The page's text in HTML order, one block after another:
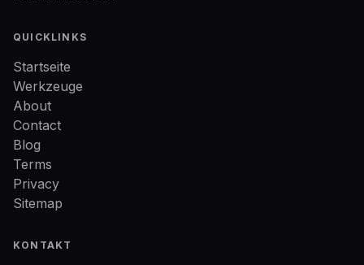
QUICKLINKS
Startseite
Werkzeuge
About
Contact
Blog
Terms
Privacy
Sitemap
KONTAKT